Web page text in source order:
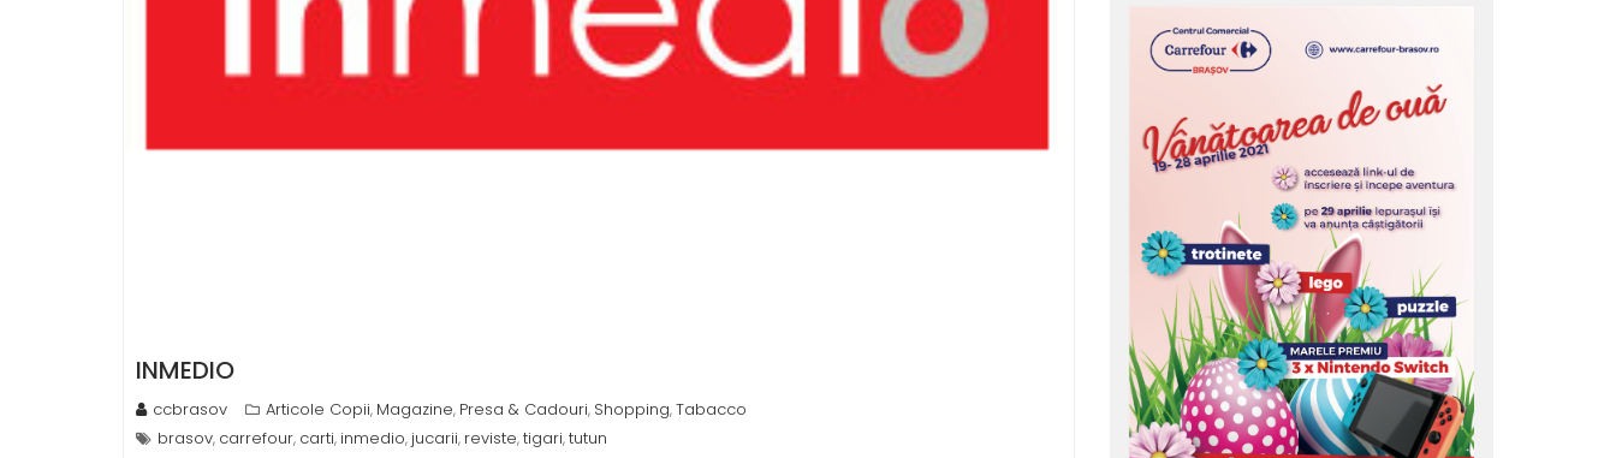
INMEDIO
ccbrasov Articole Copii, Magazine, Presa & Cadouri, Shopping,Tabacco
brasov, carrefour, carti, inmedio, jucarii, reviste,tigari,tutun